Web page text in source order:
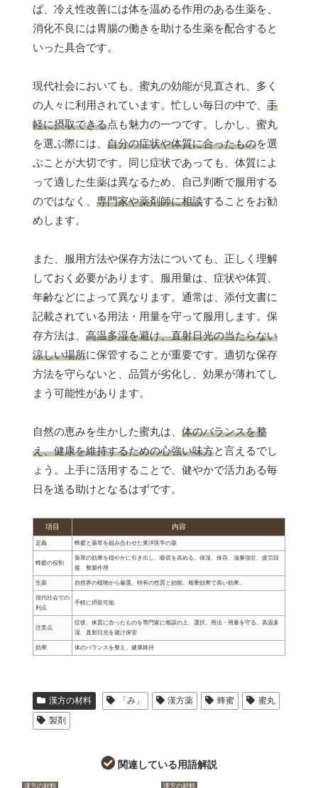
ば、冷え性改善には体を温める作用のある生薬を、
消化不良には胃腸の働きを助ける生薬を配合すると
いった具合です。
現代社会においても、蜜丸の効能が見直され、多く
の人々に利用されています。忙しい毎日の中で、 手
軽に摂取できる点も魅力の一つです。しかし、蜜丸
を選ぶ際には、 自分の症状や体質に合ったものを選
ぶことが大切です。同じ症状であっても、体質によ
って適した生薬は異なるため、自己判断で服用する
のではなく、 専門家や薬剤師に相談することをお勧
めします。
また、服用方法や保存方法についても、正しく理解
しておく必要があります。服用量は、症状や体質、
年齢などによって異なります。通常は、添付文書に
記載されている用法・用量を守って服用します。保
存方法は、 高温多湿を避け、直射日光の当たらない
涼しい場所に保管することが重要です。適切な保存
方法を守らないと、品質が劣化し、効果が薄れてし
まう可能性があります。
自然の恵みを生かした蜜丸は、 体のバランスを整
え、健康を維持するための心強い味方と言えるでし
ょう。上手に活用することで、健やかで活力ある毎
日を送る助けとなるはずです。
項目 内容
定義 蜂蜜と薬草を組み合わせた東洋医学の薬
蜂蜜の役割
薬草の効果を穏やかに引き出し、吸収を高める。保湿、保存、滋養強壮、疲労回
復、整腸作用
生薬 自然界の植物から厳選。特有の性質と効能。相乗効果で高い効果。
現代社会での
利点
手軽に摂取可能
注意点
症状、体質に合ったものを専門家に相談の上、選択。用法・用量を守る。高温多
湿、直射日光を避け保管
効果 体のバランスを整え、健康維持
漢方の材料 「み」 漢方薬 蜂蜜
蜜丸
製剤
関連している用語解説
漢方の材料 漢方の材料